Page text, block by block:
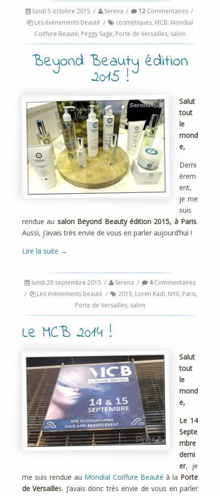
lundi 5 octobre 2015 / Serena / 12 Commentaires /
Les évènements beauté / cosmétiques, MCB, Mondial
Coiffure Beauté, Peggy Sage, Porte de Versailles, salon
Beyond Beauty édition
2015 !
Salut
tout
le
mond
e,
Derni
èrem
ent,
je me
suis
rendue au salon Beyond Beauty édition 2015, à Paris.
Aussi, j’avais très envie de vous en parler aujourd’hui !
Lire la suite →
lundi 28 septembre 2015 / Serena / 4Commentaires
/
Les évènements beauté / 2015, Loren Kadi, NYX, Paris,
Porte de Versailles, salon
Le MCB 2014 !
Salut
tout
le
mond
e,
Le 14
Septe
mbre
derni
er, je
me suis rendue au Mondial Coiffure Beauté à la Porte
de Versailles. J’avais donc très envie de vous en parler